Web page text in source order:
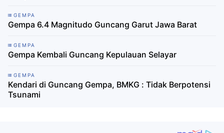
GEMPA
Gempa 6.4 Magnitudo Guncang Garut Jawa Barat
GEMPA
Gempa Kembali Guncang Kepulauan Selayar
GEMPA
Kendari di Guncang Gempa, BMKG : Tidak Berpotensi
Tsunami